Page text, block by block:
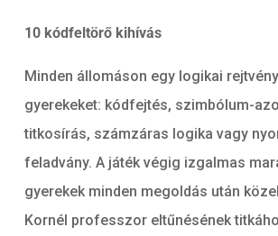
10 kódfeltörő kihívás
Minden állomáson egy logikai
gyerekeket: kódfejtés, szimbólum-
titkosírás, számzáras logika vagy
feladvány. A játék végig izgalmas
gyerekek minden megoldás után
Kornél professzor eltűnésének